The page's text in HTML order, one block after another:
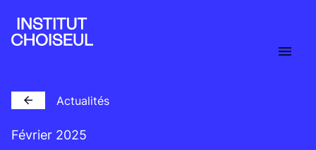
Actualités
Février 2025